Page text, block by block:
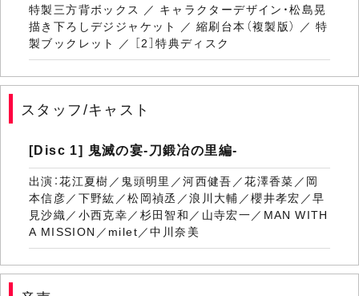
特製三方背ボックス ／ キャラクターデザイン・松島晃
描き下ろしデジジャケット ／ 縮刷台本（複製版） ／ 特
製ブックレット ／ ［2］特典ディスク
スタッフ/キャスト
[Disc 1] 鬼滅の宴-刀鍛冶の里編-
出演：花江夏樹／鬼頭明里／河西健吾／花澤香菜／岡
本信彦／下野紘／松岡禎丞／浪川大輔／櫻井孝宏／早
見沙織／小西克幸／杉田智和／山寺宏一／MAN WITH
A MISSION／milet／中川奈美